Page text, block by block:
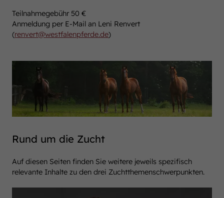
Teilnahmegebühr 50 €
Anmeldung per E-Mail an Leni Renvert
(renvert@westfalenpferde.de)
Rund um die Zucht
Auf diesen Seiten finden Sie weitere jeweils spezifisch
relevante Inhalte zu den drei Zuchtthemenschwerpunkten.